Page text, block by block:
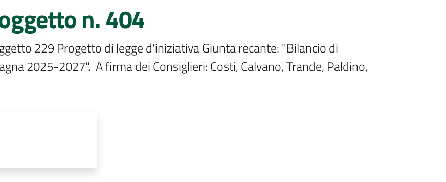
n. 404
229 Progetto di legge d'iniziativa Giunta recante: "Bilancio di
2025-2027".  A firma dei Consiglieri: Costi, Calvano, Trande, Paldino,